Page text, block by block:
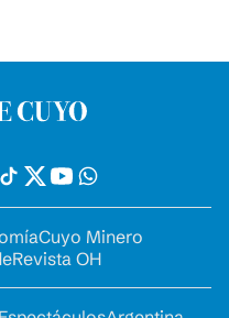
Cuyo Minero
Revista OH